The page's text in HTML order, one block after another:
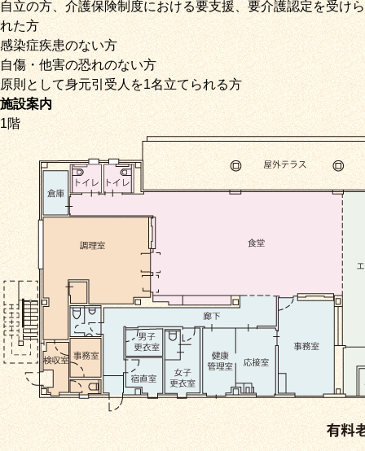
自立の方、介護保険制度における要支援、要介護認定を受けら
れた方
感染症疾患のない方
自傷・他害の恐れのない方
原則として身元引受人を1名立てられる方
施設案内
1階